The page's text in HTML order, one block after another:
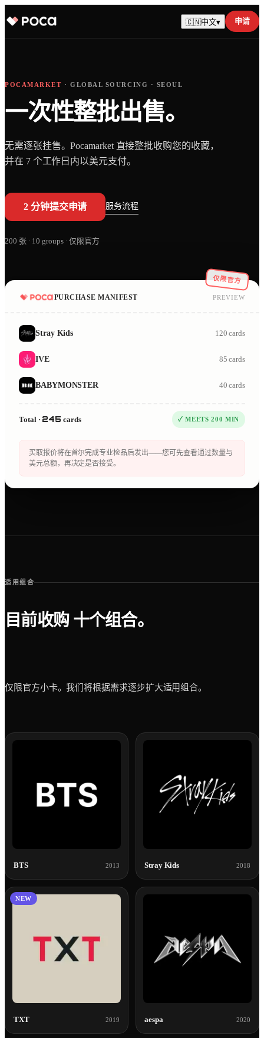
🇨🇳中文▾ 申请
POCAMARKET · GLOBAL SOURCING · SEOUL
一次性整批出售。
无需逐张挂售。Pocamarket 直接整批收购您的收藏，
并在 7 个工作日内以美元支付。
2 分钟提交申请 服务流程
200 张· 10 groups ·仅限官方
仅限官方
PURCHASE MANIFEST PREVIEW
Stray Kids 120 cards
IVE 85 cards
BABYMONSTER 40 cards
Total · 245 cards ✓ MEETS200 MIN
买取报价将在首尔完成专业检品后发出——您可先查看通过数量与
美元总额，再决定是否接受。
适用组合
目前收购 十个组合。
仅限官方小卡。我们将根据需求逐步扩大适用组合。
BTS 2013 Stray Kids 2018
NEW
TXT 2019 aespa 2020